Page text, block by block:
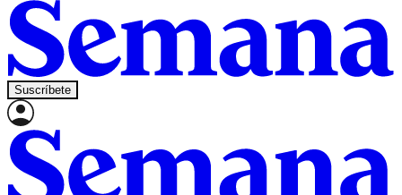
Suscríbete